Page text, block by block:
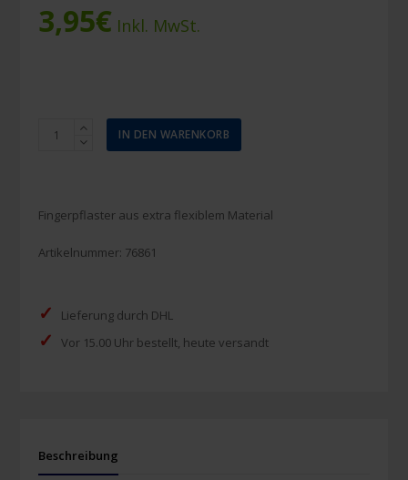
3,95€ Inkl. MwSt.
Hansaplast
Fingerpflaster
cm,
Stück
IN DEN WARENKORB
Fingerpflaster aus extra flexiblem Material
Artikelnummer: 76861
✓ Lieferung durch DHL
✓ Vor 15.00 Uhr bestellt, heute versandt
Beschreibung